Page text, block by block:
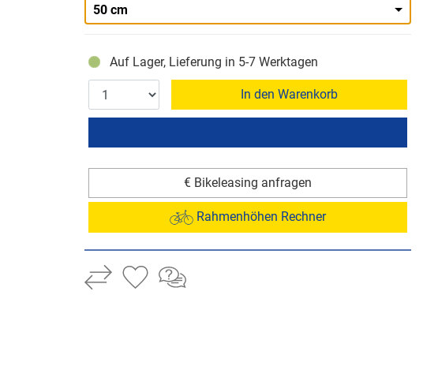
50 cm
Auf Lager, Lieferung in 5-7 Werktagen
In den Warenkorb
€ Bikeleasing anfragen
Rahmenhöhen Rechner